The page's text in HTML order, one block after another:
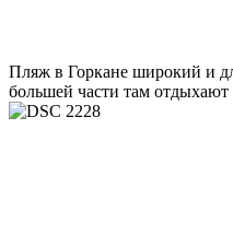
Пляж в Горкане широкий и
большей части там